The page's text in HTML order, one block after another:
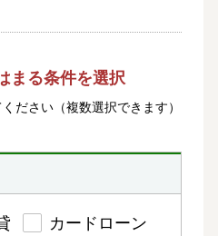
まる条件を選択
ださい（複数選択できます）
カードローン